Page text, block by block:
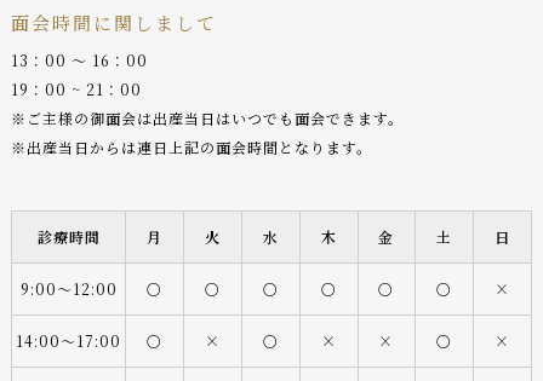
面会時間に関しまして
13：00 〜 16：00
19：00 ~ 21：00
※ご主様の御面会は出産当日はいつでも面会できます。
※出産当日からは連日上記の面会時間となります。
診療時間 月 火 水 木 金 土 日
9:00〜12:00 ○ ○ ○ ○ ○ ○ ×
14:00〜17:00 ○ × ○ × × ○ ×